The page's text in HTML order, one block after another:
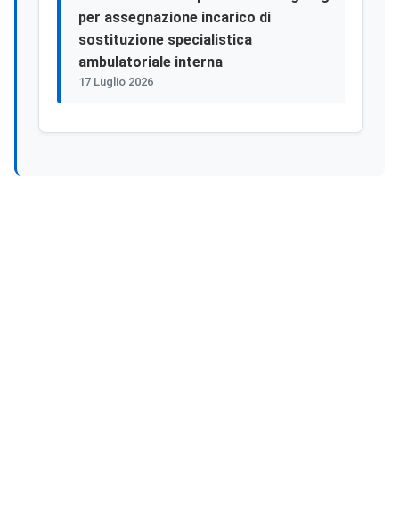
per assegnazione incarico di
sostituzione specialistica
ambulatoriale interna
17 Luglio 2026